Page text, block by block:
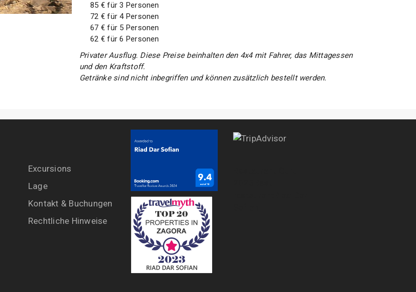
85 € für 3 Personen
72 € für 4 Personen
67 € für 5 Personen
62 € für 6 Personen
Privater Ausflug. Diese Preise beinhalten den 4x4 mit Fahrer, das Mittagessen
und den Kraftstoff.
Getränke sind nicht inbegriffen und können zusätzlich bestellt werden.
Excursions
Lage
Kontakt & Buchungen
Rechtliche Hinweise